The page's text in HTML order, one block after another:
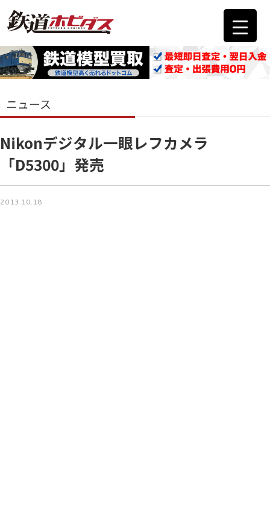
ニュース
Nikonデジタル一眼レフカメラ
「D5300」発売
2013.10.18